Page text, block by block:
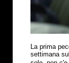
La prima
settimana